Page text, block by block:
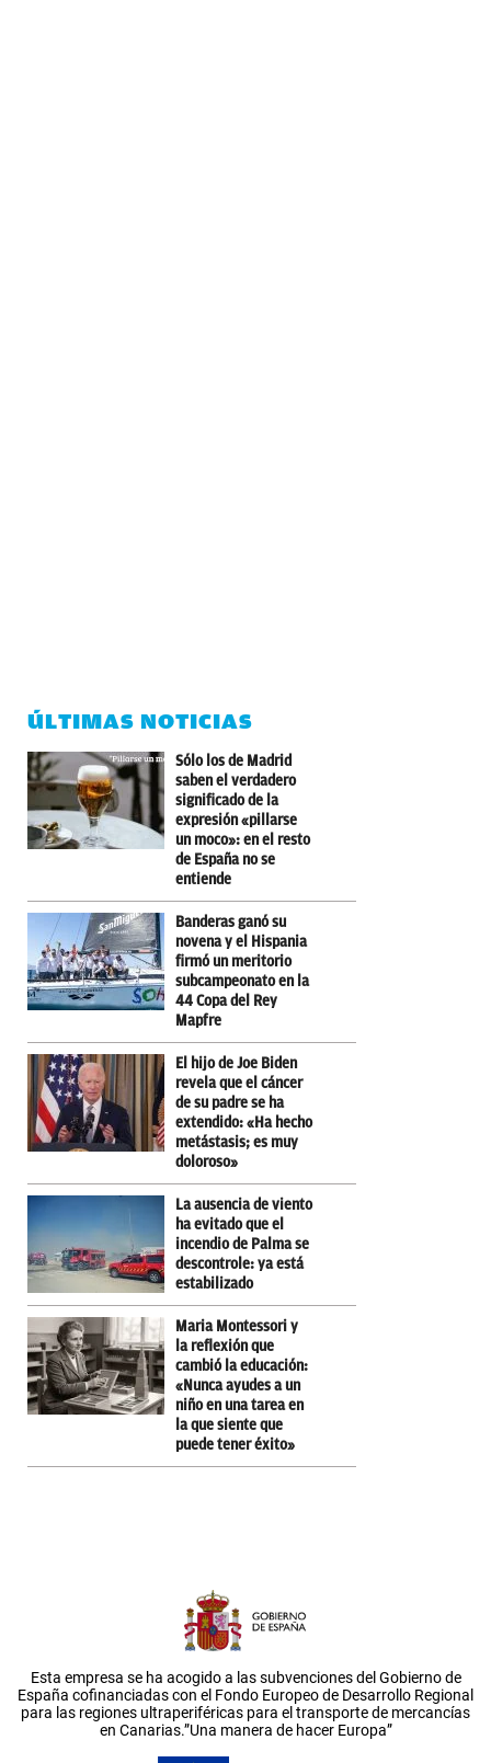
ÚLTIMAS NOTICIAS
Sólo los de Madrid
saben el verdadero
significado de la
expresión «pillarse
un moco»: en el resto
de España no se
entiende
Banderas ganó su
novena y el Hispania
firmó un meritorio
subcampeonato en la
44 Copa del Rey
Mapfre
El hijo de Joe Biden
revela que el cáncer
de su padre se ha
extendido: «Ha hecho
metástasis; es muy
doloroso»
La ausencia de viento
ha evitado que el
incendio de Palma se
descontrole: ya está
estabilizado
Maria Montessori y
la reflexión que
cambió la educación:
«Nunca ayudes a un
niño en una tarea en
la que siente que
puede tener éxito»
Esta empresa se ha acogido a las subvenciones del Gobierno de
España cofinanciadas con el Fondo Europeo de Desarrollo Regional
para las regiones ultraperiféricas para el transporte de mercancías
en Canarias.”Una manera de hacer Europa”